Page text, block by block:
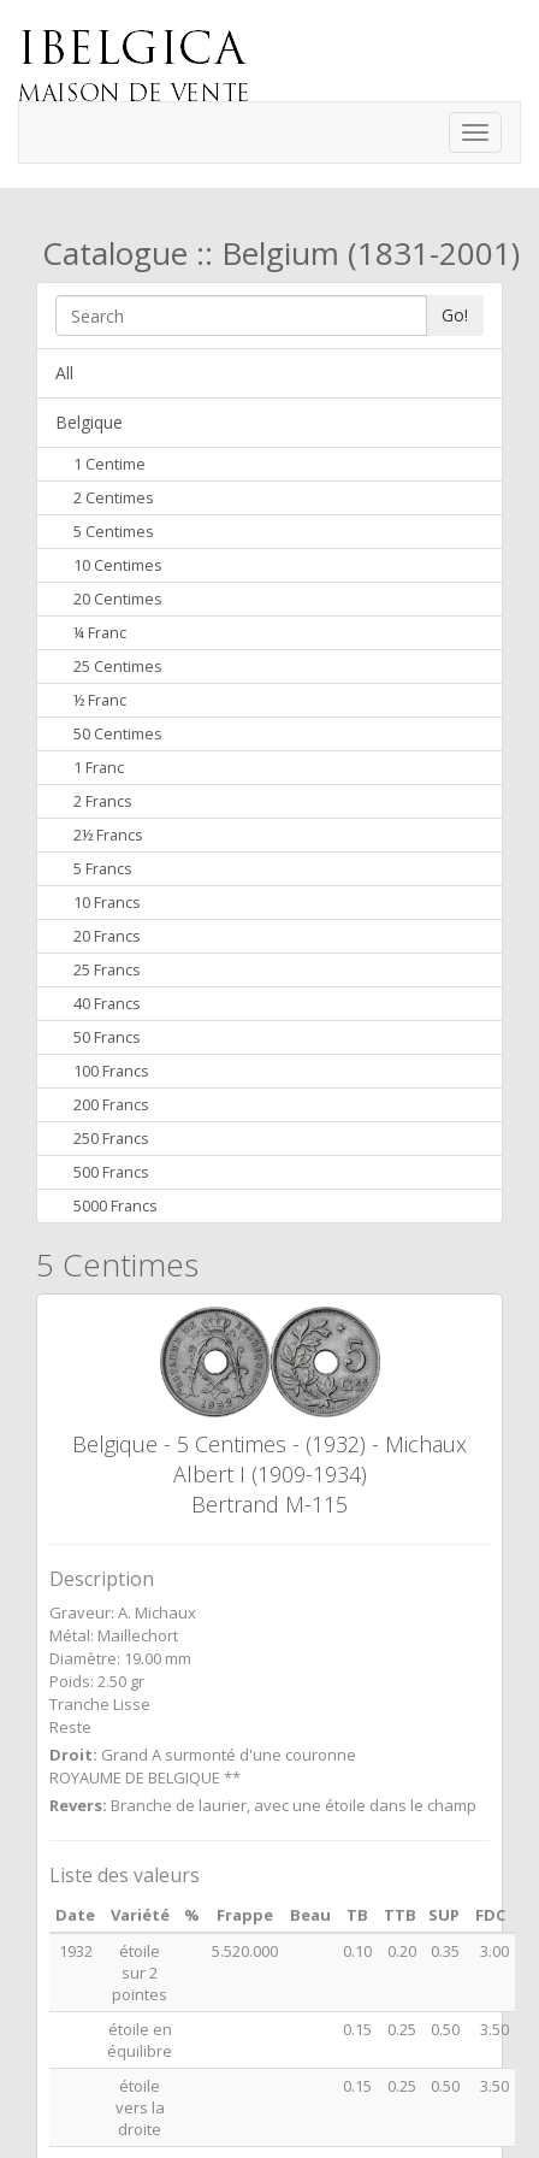
Toggle
Catalogue :: Belgium (1831-2001)
Go!
All
Belgique
1 Centime
2 Centimes
5 Centimes
10 Centimes
20 Centimes
¼ Franc
25 Centimes
½ Franc
50 Centimes
1 Franc
2 Francs
2½ Francs
5 Francs
10 Francs
20 Francs
25 Francs
40 Francs
50 Francs
100 Francs
200 Francs
250 Francs
500 Francs
5000 Francs
5 Centimes
Belgique - 5 Centimes - (1932) - Michaux
Albert I (1909-1934)
Bertrand M-115
Description
Graveur: A. Michaux
Métal: Maillechort
Diamètre: 19.00 mm
Poids: 2.50 gr
Tranche Lisse
Reste
Droit: Grand A surmonté d'une couronne
ROYAUME DE BELGIQUE **
Revers: Branche de laurier, avec une étoile dans le champ
Liste des valeurs
Date Variété % Frappe Beau TB TTB SUP
FDC
1932
étoile
sur 2
pointes
5.520.000 0.10 0.20 0.35 3.00
étoile en
équilibre
0.15 0.25 0.50 3.50
étoile
vers la
droite
0.15 0.25 0.50 3.50